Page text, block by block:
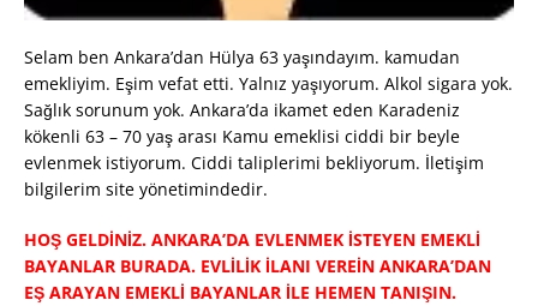
Selam ben Ankara’dan Hülya 63 yaşındayım. kamudan
emekliyim. Eşim vefat etti. Yalnız yaşıyorum. Alkol sigara yok.
Sağlık sorunum yok. Ankara’da ikamet eden Karadeniz
kökenli 63 – 70 yaş arası Kamu emeklisi ciddi bir beyle
evlenmek istiyorum. Ciddi taliplerimi bekliyorum. İletişim
bilgilerim site yönetimindedir.
HOŞ GELDİNİZ. ANKARA’DA EVLENMEK İSTEYEN EMEKLİ
BAYANLAR BURADA. EVLİLİK İLANI VEREİN ANKARA’DAN
EŞ ARAYAN EMEKLİ BAYANLAR İLE HEMEN TANIŞIN.